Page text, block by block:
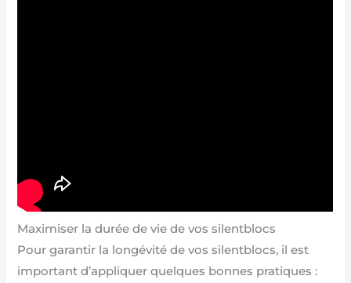
Maximiser la durée de vie de vos silentblocs
Pour garantir la longévité de vos silentblocs, il est
important d’appliquer quelques bonnes pratiques :